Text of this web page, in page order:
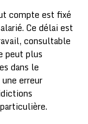
compte est fixé
Ce délai est
consultable
peut plus
dans le
erreur